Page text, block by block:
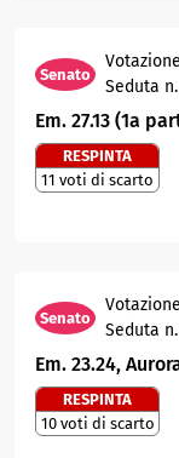
Senato
Seduta n.
Em. 27.13 (1a
RESPINTA
11 voti di scarto
Senato
Seduta n.
Em. 23.24,
RESPINTA
10 voti di scarto